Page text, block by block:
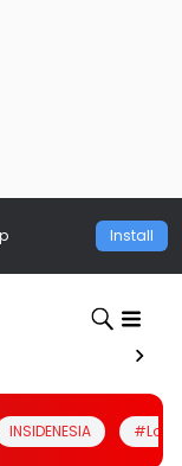
Install
INSIDENESIA